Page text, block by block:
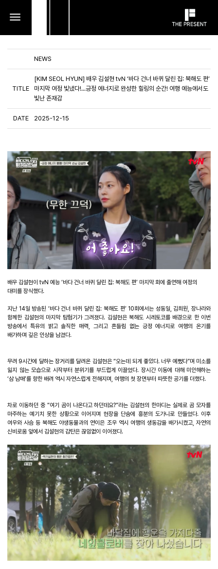
toggle
NEWS
TITLE
[KIM SEOL HYUN] 배우 김설현 tvN ‘바다 건너 바퀴 달린 집: 북해도 편’
마지막 여정 빛냈다!...긍정 에너지로 완성한 힐링의 순간! 여행 예능에서도
빛난 존재감
DATE 2025-12-15
배우 김설현이 tvN 예능 ‘바다 건너 바퀴 달린 집: 북해도 편’ 마지막 회에 출연해 여정의
대미를 장식했다.
지난14일 방송된 ‘바다 건너 바퀴 달린 집: 북해도 편’ 10회에서는 성동일 김희원 ,장나라와
함께한 김설현의 마지막 탐험기가 그려졌다. 김설현은 북해도 시레토코를 배경으로 한 이번
방송에서 특유의 밝고 솔직한 매력 ,그리고 흔들림 없는 긍정 에너지로 여행의 온기를
배가하며 깊은 인상을 남겼다.
무려 9시간에 달하는 장거리를 달려온 김설현은“오는데 되게 좋았다. 너무 예뻤다”며 미소를
잃지 않는 모습으로 시작부터 분위기를 부드럽게 이끌었다. 장시간 이동에 대해 미안해하는
‘삼 남매’를 향한 배려 역시 자연스럽게 전해지며 여행의 첫 장면부터 따뜻한 공기를 더했다.
차로 이동하던 중 “여기 곰이 나온다고 하던데요?”라는 김설현의 한마디는 실제로 곰 모자를
마주하는 예기치 못한 상황으로 이어지며 현장을 단숨에 흥분의 도가니로 만들었다. 이후
여우와 사슴 등 북해도 야생동물과의 연이은 조우 역시 여행의 생동감을 배가시켰고,자연의
신비로움 앞에서 김설현의 감탄은 끊임없이 이어졌다.